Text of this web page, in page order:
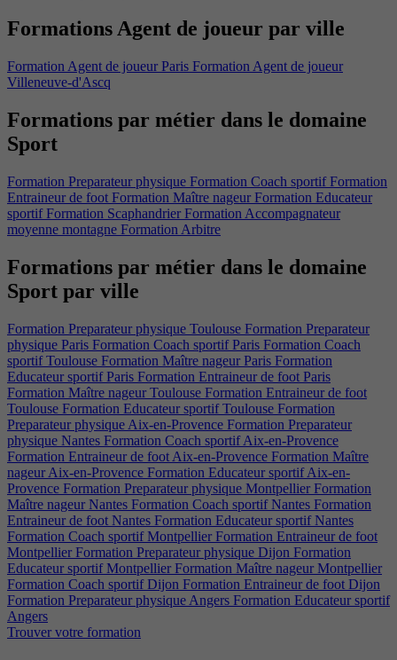
Formations Agent de joueur par ville
Formation Agent de joueur Paris Formation Agent de joueur
Villeneuve-d'Ascq
Formations par métier dans le domaine
Sport
Formation Preparateur physique Formation Coach sportifFormation
Entraineur de foot Formation Maître nageur Formation Educateur
sportifFormation Scaphandrier Formation Accompagnateur
moyenne montagne Formation Arbitre
Formations par métier dans le domaine
Sport par ville​
Formation Preparateur physique Toulouse Formation Preparateur
physique Paris Formation Coach sportif Paris Formation Coach
sportif Toulouse Formation Maître nageur Paris Formation
Educateur sportif Paris Formation Entraineur de foot Paris
Formation Maître nageur Toulouse Formation Entraineur de foot
Toulouse Formation Educateur sportif Toulouse Formation
Preparateur physique Aix-en-Provence Formation Preparateur
physique Nantes Formation Coach sportif Aix-en-Provence
Formation Entraineur de foot Aix-en-Provence Formation Maître
nageur Aix-en-Provence Formation Educateur sportif Aix-en-
Provence Formation Preparateur physique Montpellier Formation
Maître nageur Nantes Formation Coach sportif Nantes Formation
Entraineur de foot Nantes Formation Educateur sportif Nantes
Formation Coach sportif Montpellier Formation Entraineur de foot
Montpellier Formation Preparateur physique Dijon Formation
Educateur sportif Montpellier Formation Maître nageur Montpellier
Formation Coach sportif Dijon Formation Entraineur de foot Dijon
Formation Preparateur physique Angers Formation Educateur sportif
Angers
Trouver votre formation